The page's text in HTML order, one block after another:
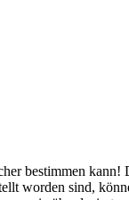
bestimmen
worden sind,